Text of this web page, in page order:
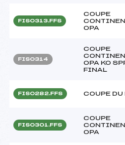
FIS0313.FFS
COUPE
OPA
FIS0314
COUPE
OPA KO
FINAL
FIS0282.FFS COUPE DU
FIS0301.FFS
COUPE
OPA